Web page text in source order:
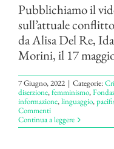
Pubblichiamo il
sull’attuale
da Alisa Del Re,
Morini, il 17
7 Giugno, 2022 | Categorie:
diserzione,femminismo,
informazione,linguaggio,
Commenti
Continua a leggere